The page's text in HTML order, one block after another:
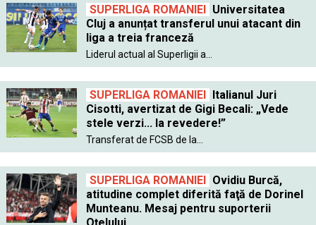
SUPERLIGA ROMANIEI Universitatea
Cluj a anunțat transferul unui atacant din
liga a treia franceză
Liderul actual al Superligii a...
SUPERLIGA ROMANIEI Italianul Juri
Cisotti, avertizat de Gigi Becali: „Vede
stele verzi... la revedere!”
Transferat de FCSB de la...
SUPERLIGA ROMANIEI Ovidiu Burcă,
atitudine complet diferită faţă de Dorinel
Munteanu. Mesaj pentru suporterii
Oţelului